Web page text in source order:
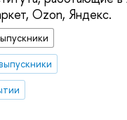
Ozon, Яндекс.